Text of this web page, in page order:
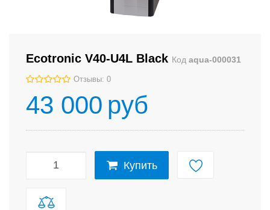
Ecotronic V40-U4L Black Код aqua-000031
Отзывы: 0
43 000 руб
Купить